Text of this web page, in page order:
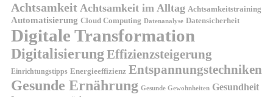
Achtsamkeit Achtsamkeit im Alltag Achtsamkeitstraining
Automatisierung Cloud Computing Datenanalyse Datensicherheit
Digitale Transformation
Digitalisierung Effizienzsteigerung
Einrichtungstipps Energieeffizienz Entspannungstechniken
Gesunde Ernährung Gesunde Gewohnheiten Gesundheit